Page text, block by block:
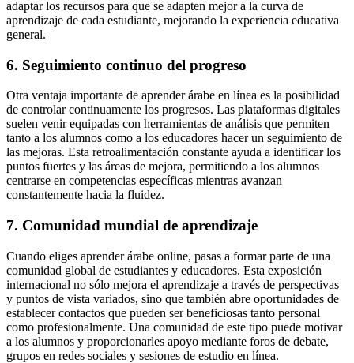
adaptar los recursos para que se adapten mejor a la curva de
aprendizaje de cada estudiante, mejorando la experiencia educativa
general.
6. Seguimiento continuo del progreso
Otra ventaja importante de aprender árabe en línea es la posibilidad
de controlar continuamente los progresos. Las plataformas digitales
suelen venir equipadas con herramientas de análisis que permiten
tanto a los alumnos como a los educadores hacer un seguimiento de
las mejoras. Esta retroalimentación constante ayuda a identificar los
puntos fuertes y las áreas de mejora, permitiendo a los alumnos
centrarse en competencias específicas mientras avanzan
constantemente hacia la fluidez.
7. Comunidad mundial de aprendizaje
Cuando eliges aprender árabe online, pasas a formar parte de una
comunidad global de estudiantes y educadores. Esta exposición
internacional no sólo mejora el aprendizaje a través de perspectivas
y puntos de vista variados, sino que también abre oportunidades de
establecer contactos que pueden ser beneficiosas tanto personal
como profesionalmente. Una comunidad de este tipo puede motivar
a los alumnos y proporcionarles apoyo mediante foros de debate,
grupos en redes sociales y sesiones de estudio en línea.